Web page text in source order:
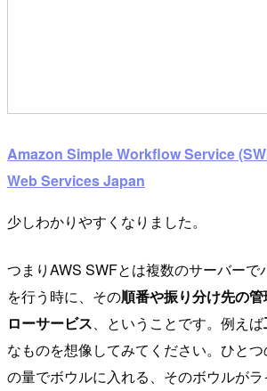
Amazon Simple Workflow Service
Web Services Japan
少しわかりやすくなりました。
つまりAWS SWFとは複数のサーバーで
を行う時に、その順番や振り分け先の
ローサービス、ということです。例えば
なものを想像してみてください。ひと
の量でボウルに入れる、そのボウルが